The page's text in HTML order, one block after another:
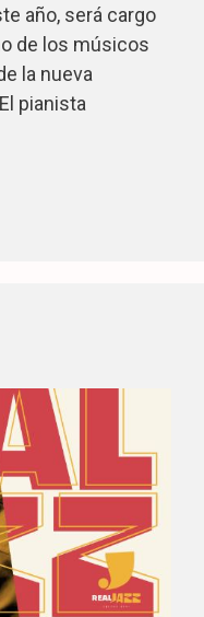
año, será cargo
de los músicos
la nueva
pianista